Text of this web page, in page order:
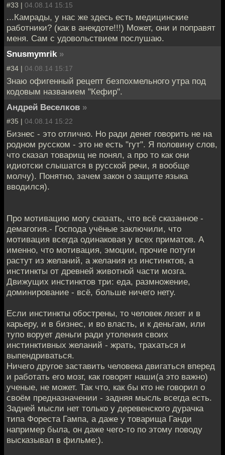
#33 | 04.08.14 15:15
...Камрады, у нас же здесь есть медицинские
работники? (как в анекдоте!!!) Может, они и поправят
меня. Сам с удовольствием послушаю.
Snusmymrik »
#34 | 04.08.14 15:17
Знаю офигенный рецепт безпохмельного утра под
кодовым названием "Кефир".
Андрей Веселков »
#35 | 04.08.14 15:22
Бизнес - это отлично. Но ради денег говорить не на
родном русском - это не есть "гут". Я половину слов,
что сказал товарищ не понял, а про то как они
идиотски слышатся в русской речи, я вообще
молчу). Понятно, зачем закон о защите языка
вводился).
Про мотивацию могу сказать, что всё сказанное -
демагогия.- Господа учёные заключили, что
мотивация всегда одинаковая у всех приматов. А
именно, что мотивация, эмоции, прочие потуги
растут из желаний, а желания из инстинктов, а
инстинкты от древней животной части мозга.
Движущих инстинктов три: еда, размножение,
доминирование - всё, больше ничего нету.
Если инстинкты обострены, то человек лезет и в
карьеру, и в бизнес, и во власть, и к деньгам, или
тупо ворует деньги ради утоления своих
инстинктивных желаний - жрать, трахаться и
выпендриваться.
Ничего другое заставить человека двигаться вперед
и работать его мозг, как говорят наши(а это важно)
ученые, не может. Так что, как бы кто не говорил о
своём предназначении - задняя мысль всегда есть.
Задней мысли нет только у деревенского дурачка
типа Фореста Гампа, а даже у товарища Ганди
например была, он даже чего-то по этому поводу
высказывал в фильме:).